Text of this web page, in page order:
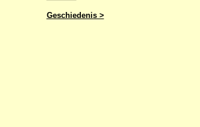
Geschiedenis >